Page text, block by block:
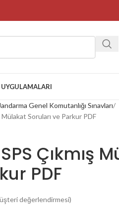
Genel Komutanlığı Sınavları
Mülakat Soruları ve Parkur PDF
Çıkmış
PDF
değerlendirmesi)